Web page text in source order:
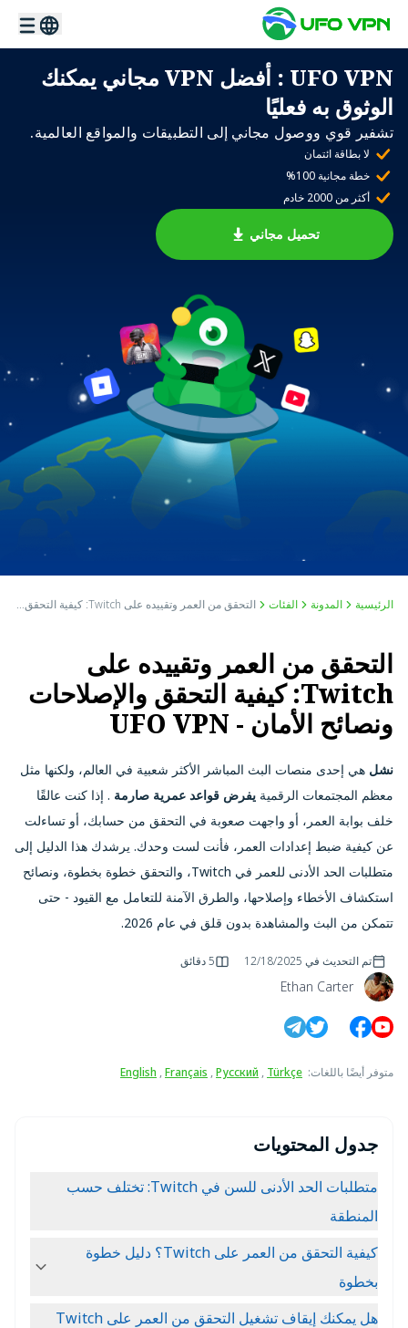
UFO VPN
: أفضل VPN مجاني يمكنك
الوثوق به فعليًا
تشفير قوي ووصول مجاني إلى التطبيقات والمواقع العالمية.
لا بطاقة ائتمان
خطة مجانية 100%
أكثر من 2000 خادم
تحميل مجاني
الرئيسية المدونة الفئات التحقق من العمر وتقييده على Twitch: كيفية التحقق والإصلاحات ونصائح الأمان - UFO VPN
التحقق من العمر وتقييده على
Twitch: كيفية التحقق والإصلاحات
ونصائح الأمان - UFO VPN
نشل هي إحدى منصات البث المباشر الأكثر شعبية في العالم، ولكنها مثل
معظم المجتمعات الرقمية يفرض قواعد عمرية صارمة . إذا كنت عالقًا
خلف بوابة العمر، أو واجهت صعوبة في التحقق من حسابك، أو تساءلت
عن كيفية ضبط إعدادات العمر، فأنت لست وحدك. يرشدك هذا الدليل إلى
متطلبات الحد الأدنى للعمر في Twitch، والتحقق خطوة بخطوة، ونصائح
استكشاف الأخطاء وإصلاحها، والطرق الآمنة للتعامل مع القيود - حتى
تتمكن من البث والمشاهدة بدون قلق في عام 2026.
Ethan Carter
تم التحديث في 12/18/2025 5 دقائق
متوفر أيضًا باللغات:
English ,Français ,Русский , Türkçe
جدول المحتويات
متطلبات الحد الأدنى للسن في Twitch: تختلف حسب
المنطقة
كيفية التحقق من العمر على Twitch؟ دليل خطوة
بخطوة
هل يمكنك إيقاف تشغيل التحقق من العمر على Twitch